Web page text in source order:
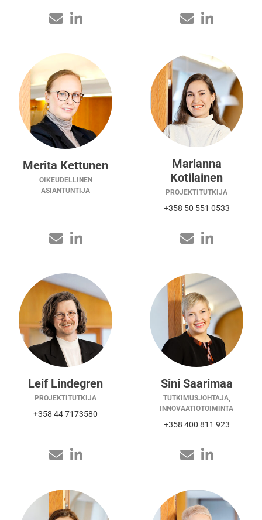
Merita Kettunen
OIKEUDELLINEN
ASIANTUNTIJA
Marianna
Kotilainen
PROJEKTITUTKIJA
+358 50 551 0533
Leif Lindegren
PROJEKTITUTKIJA
+358 44 7173580
Sini Saarimaa
TUTKIMUSJOHTAJA,
INNOVAATIOTOIMINTA
+358 400 811 923